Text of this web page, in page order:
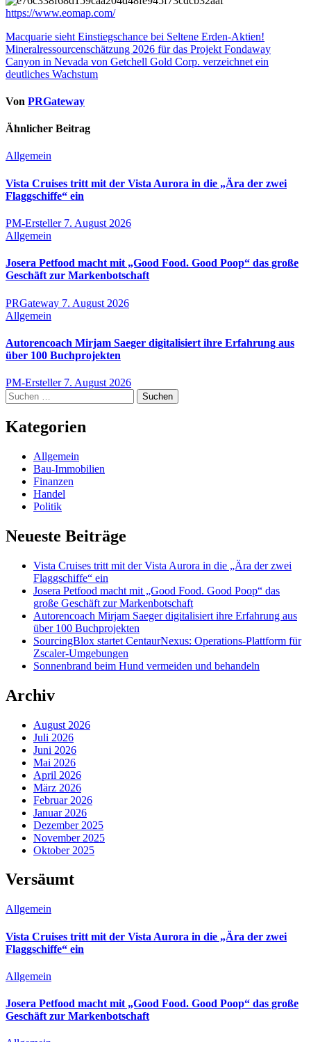
https://www.eomap.com/
Beitragsnavigation
Macquarie sieht Einstiegschance bei Seltene Erden-Aktien!
Mineralressourcenschätzung 2026 für das Projekt Fondaway
Canyon in Nevada von Getchell Gold Corp. verzeichnet ein
deutliches Wachstum
Von PRGateway
Ähnlicher Beitrag
Allgemein
Vista Cruises tritt mit der Vista Aurora in die „Ära der zwei
Flaggschiffe“ ein
PM-Ersteller 7. August 2026
Allgemein
Josera Petfood macht mit „Good Food. Good Poop“ das große
Geschäft zur Markenbotschaft
PRGateway 7. August 2026
Allgemein
Autorencoach Mirjam Saeger digitalisiert ihre Erfahrung aus
über 100 Buchprojekten
PM-Ersteller 7. August 2026
Suchen
nach:
Kategorien
Allgemein
Bau-Immobilien
Finanzen
Handel
Politik
Neueste Beiträge
Vista Cruises tritt mit der Vista Aurora in die „Ära der zwei
Flaggschiffe“ ein
Josera Petfood macht mit „Good Food. Good Poop“ das
große Geschäft zur Markenbotschaft
Autorencoach Mirjam Saeger digitalisiert ihre Erfahrung aus
über 100 Buchprojekten
SourcingBlox startet CentaurNexus: Operations-Plattform für
Zscaler-Umgebungen
Sonnenbrand beim Hund vermeiden und behandeln
Archiv
August 2026
Juli 2026
Juni 2026
Mai 2026
April 2026
März 2026
Februar 2026
Januar 2026
Dezember 2025
November 2025
Oktober 2025
Versäumt
Allgemein
Vista Cruises tritt mit der Vista Aurora in die „Ära der zwei
Flaggschiffe“ ein
Allgemein
Josera Petfood macht mit „Good Food. Good Poop“ das große
Geschäft zur Markenbotschaft